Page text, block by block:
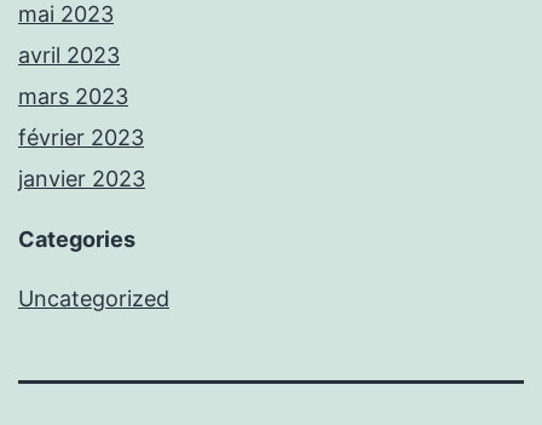
mai 2023
avril 2023
mars 2023
février 2023
janvier 2023
Categories
Uncategorized